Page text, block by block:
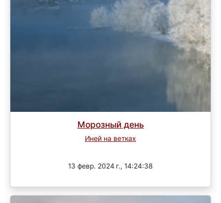
Морозный день
Иней на ветках
13 февр. 2024 г., 14:24:38